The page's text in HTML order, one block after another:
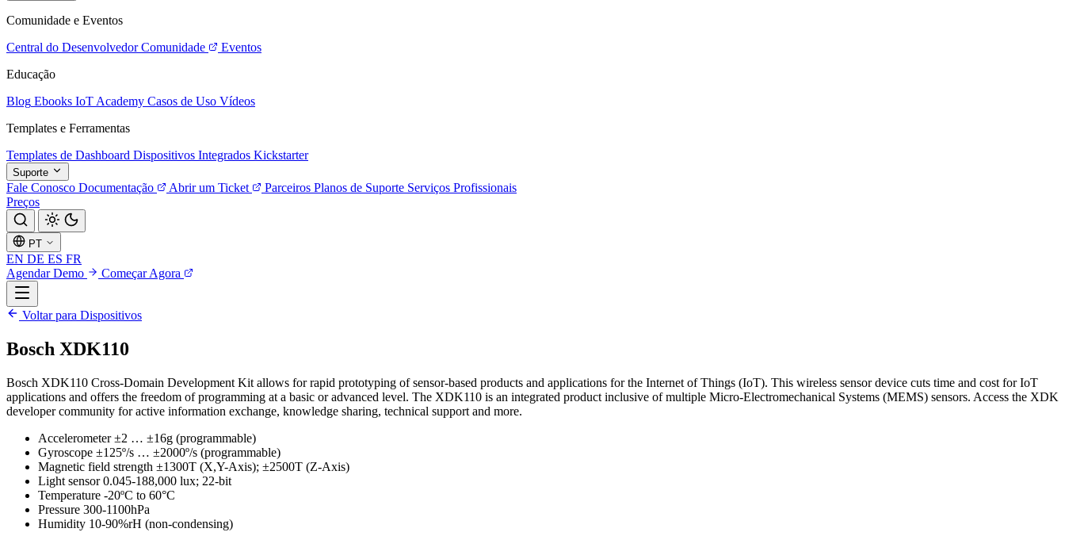
Comunidade e Eventos
Central do Desenvolvedor Comunidade
Eventos
Educação
Blog Ebooks IoT Academy Casos de Uso Vídeos
Templates e Ferramentas
Templates de Dashboard Dispositivos Integrados Kickstarter
Suporte
Fale Conosco Documentação Abrir um Ticket Parceiros Planos de Suporte Serviços Profissionais
Preços
PT
EN DE ES FR
Agendar Demo
Começar Agora
Voltar para Dispositivos
Bosch XDK110
Bosch XDK110 Cross-Domain Development Kit allows for rapid prototyping of sensor-based products and applications for the Internet of Things (IoT). This wireless sensor device cuts time and cost for IoT
applications and offers the freedom of programming at a basic or advanced level. The XDK110 is an integrated product inclusive of multiple Micro-Electromechanical Systems (MEMS) sensors. Access the XDK
developer community for active information exchange, knowledge sharing, technical support and more.
Accelerometer ±2 … ±16g (programmable)
Gyroscope ±125º/s … ±2000º/s (programmable)
Magnetic field strength ±1300T (X,Y-Axis); ±2500T (Z-Axis)
Light sensor 0.045-188,000 lux; 22-bit
Temperature -20ºC to 60°C
Pressure 300-1100hPa
Humidity 10-90%rH (non-condensing)